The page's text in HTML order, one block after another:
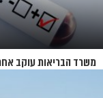
משרד הבריאות עוקב